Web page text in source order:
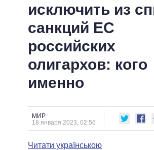
СОБЫТИЯ
СТАТЬИ
МНЕНИЯ
ОБЗОРЫ
ДАЙДЖЕСТЫ
ПОЛИТИКИ
ВСЕ ПОЛИТИКИ
ПРЕЗИДЕНТ И ОФИС
ВЕРХОВНАЯ РАДА
КАБИНЕТ МИНИСТРОВ
МЭРЫ
ВСЕ ПЕРСОНЫ
ВИДЕО
ПОДДЕРЖАТЬ
СРАВНЕНИЕ
исключить из
санкций ЕС
российских
олигархов: кого
именно
МИР
18 января 2023, 02:56
Читати українською